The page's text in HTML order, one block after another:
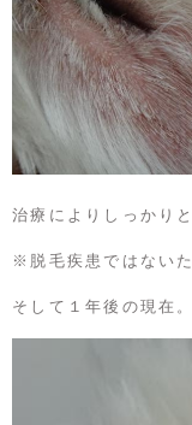
治療によりしっかり
※脱毛疾患ではない
そして１年後の現在。